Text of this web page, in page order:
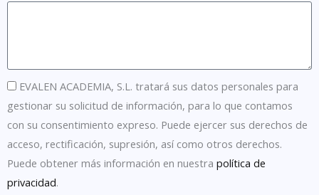
EVALEN ACADEMIA, S.L. tratará sus datos personales para
gestionar su solicitud de información, para lo que contamos
con su consentimiento expreso. Puede ejercer sus derechos de
acceso, rectificación, supresión, así como otros derechos.
Puede obtener más información en nuestra política de
privacidad.